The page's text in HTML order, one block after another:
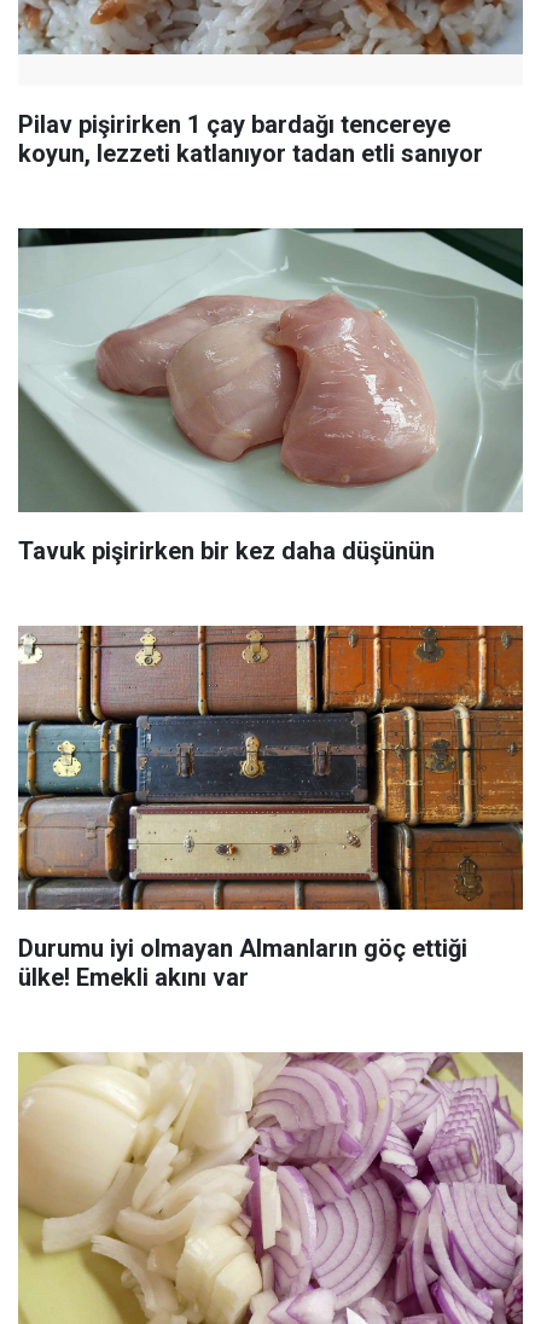
Pilav pişirirken 1 çay bardağı tencereye
koyun, lezzeti katlanıyor tadan etli sanıyor
Tavuk pişirirken bir kez daha düşünün
Durumu iyi olmayan Almanların göç ettiği
ülke! Emekli akını var